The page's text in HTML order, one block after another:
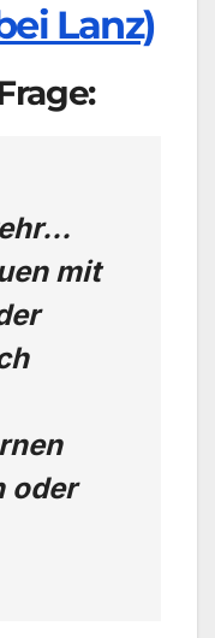
Lanz)
mit
oder